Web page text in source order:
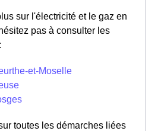
sur l'électricité et le gaz en
pas à consulter les
et-Moselle
toutes les démarches liées